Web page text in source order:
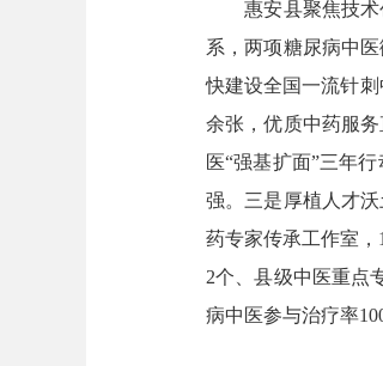
惠安县聚焦技术创
系，两项糖尿病中
快建设全国一流针
余张，优质中药服
医“强基扩面”三年
强。三是厚植人才
药专家传承工作室
2个、县级中医重点
病中医参与治疗率